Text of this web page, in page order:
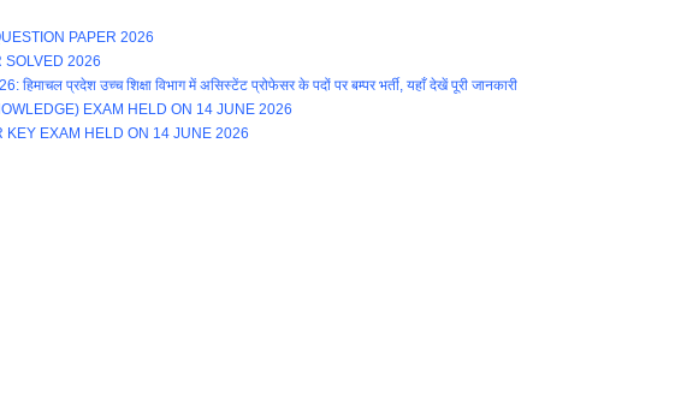
PAPER 2026
SOLVED 2026
प्रदेश उच्च शिक्षा विभाग में असिस्टेंट प्रोफेसर के पदों पर बम्पर भर्ती, यहाँ देखें पूरी जानकारी
EXAM HELD ON 14 JUNE 2026
KEY EXAM HELD ON 14 JUNE 2026